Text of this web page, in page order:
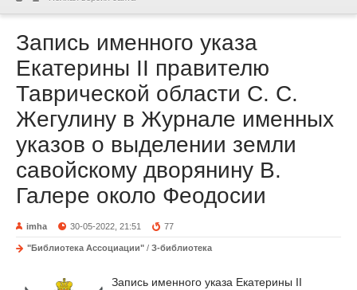
Запись именного указа
Екатерины II правителю
Таврической области С. С.
Жегулину в Журнале именных
указов о выделении земли
савойскому дворянину В.
Галере около Феодосии
imha 30-05-2022, 21:51 77
"Библиотека Ассоциации" / З-библиотека
Запись именного указа Екатерины II